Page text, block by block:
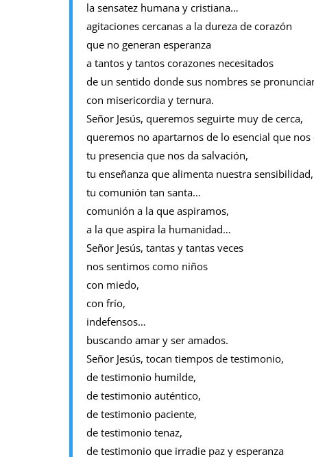
la sensatez humana y cristiana…
agitaciones cercanas a la dureza de corazón
que no generan esperanza
a tantos y tantos corazones necesitados
de un sentido donde sus nombres se
con misericordia y ternura.
Señor Jesús, queremos seguirte muy de cerca,
queremos no apartarnos de lo esencial que nos
tu presencia que nos da salvación,
tu enseñanza que alimenta nuestra sensibilidad,
tu comunión tan santa…
comunión a la que aspiramos,
a la que aspira la humanidad…
Señor Jesús, tantas y tantas veces
nos sentimos como niños
con miedo,
con frío,
indefensos…
buscando amar y ser amados.
Señor Jesús, tocan tiempos de testimonio,
de testimonio humilde,
de testimonio auténtico,
de testimonio paciente,
de testimonio tenaz,
de testimonio que irradie paz y esperanza